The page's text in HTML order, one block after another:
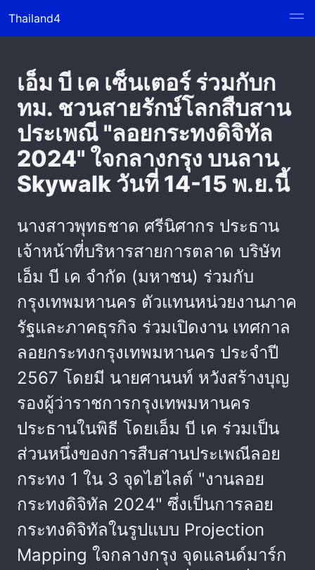
Thailand4
เอ็ม บี เค เซ็นเตอร์ ร่วมกับก
ทม. ชวนสายรักษ์โลกสืบสาน
ประเพณี "ลอยกระทงดิจิทัล
2024" ใจกลางกรุง บนลาน
Skywalk วันที่ 14-15 พ.ย.นี้
นางสาวพุทธชาด ศรีนิศากร ประธาน
เจ้าหน้าที่บริหารสายการตลาด บริษัท
เอ็ม บี เค จำกัด (มหาชน) ร่วมกับ
กรุงเทพมหานคร ตัวแทนหน่วยงานภาค
รัฐและภาคธุรกิจ ร่วมเปิดงาน เทศกาล
ลอยกระทงกรุงเทพมหานคร ประจำปี
2567 โดยมี นายศานนท์ หวังสร้างบุญ
รองผู้ว่าราชการกรุงเทพมหานคร
ประธานในพิธี โดยเอ็ม บี เค ร่วมเป็น
ส่วนหนึ่งของการสืบสานประเพณีลอย
กระทง 1 ใน 3 จุดไฮไลต์ "งานลอย
กระทงดิจิทัล 2024" ซึ่งเป็นการลอย
กระทงดิจิทัลในรูปแบบ Projection
Mapping ใจกลางกรุง จุดแลนด์มาร์ก